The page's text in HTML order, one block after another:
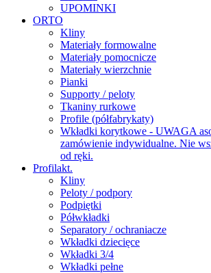
UPOMINKI
ORTO
Kliny
Materiały formowalne
Materiały pomocnicze
Materiały wierzchnie
Pianki
Supporty / peloty
Tkaniny rurkowe
Profile (półfabrykaty)
Wkładki korytkowe - UWAGA
zamówienie indywidualne. Nie
od ręki.
Profilakt.
Kliny
Peloty / podpory
Podpiętki
Półwkładki
Separatory / ochraniacze
Wkładki dziecięce
Wkładki 3/4
Wkładki pełne